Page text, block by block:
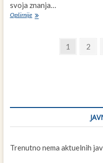
svoja znanja…
OpširnijeOdržana
NavigacijaPage
1 Page
2
Trenutno nema aktuelnih